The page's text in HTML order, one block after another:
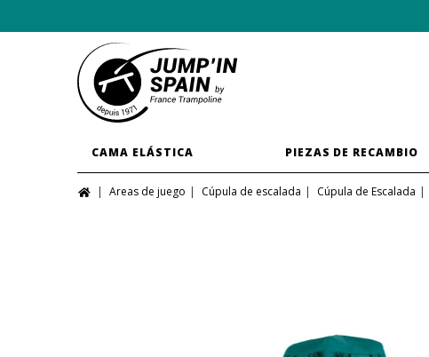
CAMA ELÁSTICA PIEZAS DE RECAMBIO
Areas de juego Cúpula de escalada Cúpula de Escalada